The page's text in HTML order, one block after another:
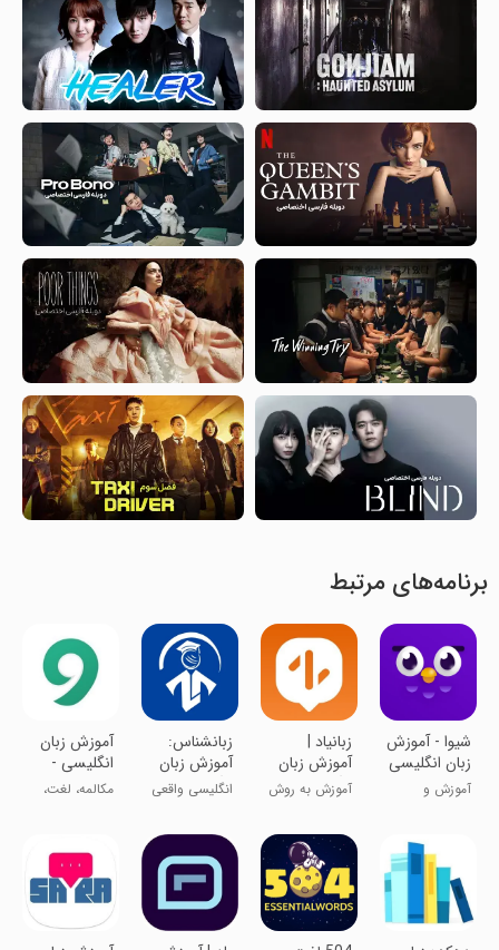
برنامه‌های مرتبط
شیوا - آموزش
زبان انگلیسی
آموزش و
‏زبانیاد |
آموزش زبان
انگلیسی
آموزش به روش
زبانشناس:
آموزش زبان
انگلیسی
انگلیسی واقعی
آموزش زبان
انگلیسی -
ویکی زبان
مکالمه، لغت،